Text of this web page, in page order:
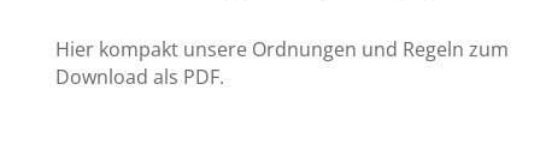
Hier kompakt unsere Ordnungen und Regeln zum
Download als PDF.